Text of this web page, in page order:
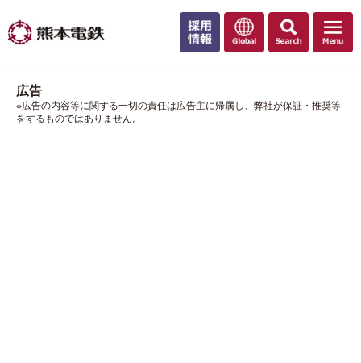
広告
※広告の内容等に関する一切の責任は広告主に帰属し、弊社が保証・推奨等
をするものではありません。